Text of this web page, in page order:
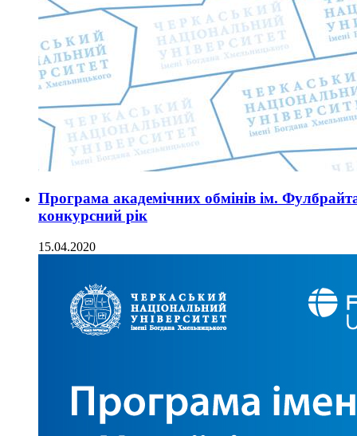
Програма академічних обмінів ім.
конкурсний рік
15.04.2020